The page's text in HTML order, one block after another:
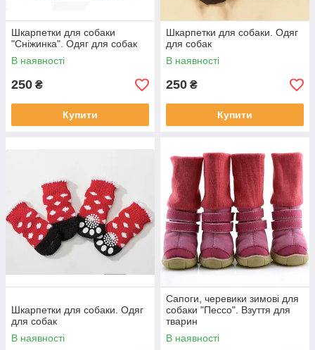
Шкарпетки для собаки
"Сніжинка". Одяг для собак
В наявності
250 ₴
Купити
Шкарпетки для собаки. Одяг
для собак
В наявності
250 ₴
Купити
Шкарпетки для собаки. Одяг
для собак
В наявності
Сапоги, черевики зимові для
собаки "Пecco". Взуття для
тварин
В наявності